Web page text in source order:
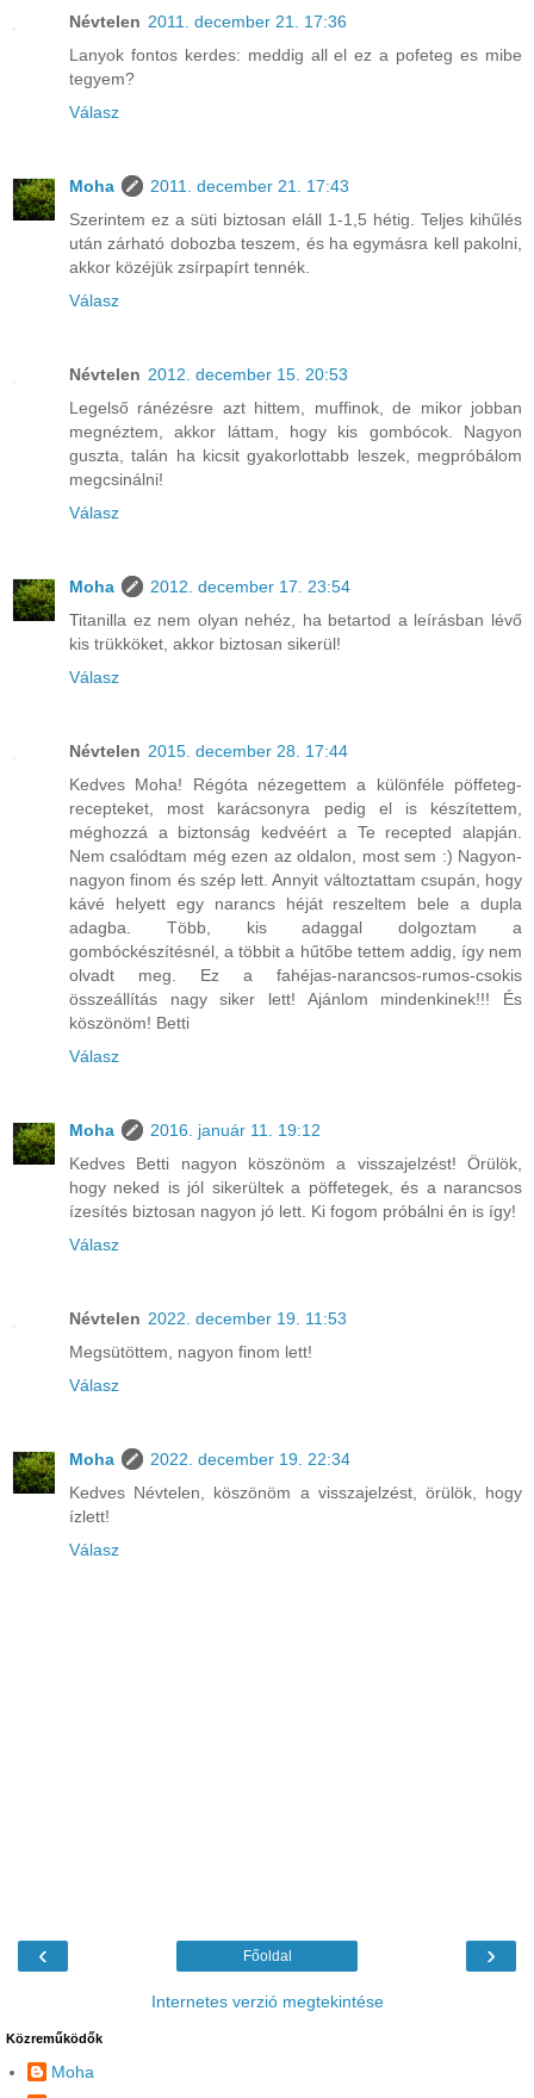
Névtelen 2011. december 21. 17:36
Lanyok fontos kerdes: meddig all el ez a pofeteg es mibe
tegyem?
Válasz
Moha
2011. december 21. 17:43
Szerintem ez a süti biztosan eláll 1-1,5 hétig. Teljes kihűlés
után zárható dobozba teszem, és ha egymásra kell pakolni,
akkor közéjük zsírpapírt tennék.
Válasz
Névtelen 2012. december 15. 20:53
Legelső ránézésre azt hittem, muffinok, de mikor jobban
megnéztem, akkor láttam, hogy kis gombócok. Nagyon
guszta, talán ha kicsit gyakorlottabb leszek, megpróbálom
megcsinálni!
Válasz
Moha
2012. december 17. 23:54
Titanilla ez nem olyan nehéz, ha betartod a leírásban lévő
kis trükköket, akkor biztosan sikerül!
Válasz
Névtelen 2015. december 28. 17:44
Kedves Moha! Régóta nézegettem a különféle pöffeteg-
recepteket, most karácsonyra pedig el is készítettem,
méghozzá a biztonság kedvéért a Te recepted alapján.
Nem csalódtam még ezen az oldalon, most sem :) Nagyon-
nagyon finom és szép lett. Annyit változtattam csupán, hogy
kávé helyett egy narancs héját reszeltem bele a dupla
adagba. Több, kis adaggal dolgoztam a
gombóckészítésnél, a többit a hűtőbe tettem addig, így nem
olvadt meg. Ez a fahéjas-narancsos-rumos-csokis
összeállítás nagy siker lett! Ajánlom mindenkinek!!! És
köszönöm! Betti
Válasz
Moha
2016. január 11. 19:12
Kedves Betti nagyon köszönöm a visszajelzést! Örülök,
hogy neked is jól sikerültek a pöffetegek, és a narancsos
ízesítés biztosan nagyon jó lett. Ki fogom próbálni én is így!
Válasz
Névtelen 2022. december 19. 11:53
Megsütöttem, nagyon finom lett!
Válasz
Moha
2022. december 19. 22:34
Kedves Névtelen, köszönöm a visszajelzést, örülök, hogy
ízlett!
Válasz
‹ ›
Főoldal
Internetes verzió megtekintése
Közreműködők
Moha